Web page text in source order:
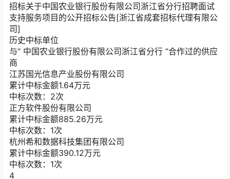
招标关于中国农业银行股份有限公司浙江省分行招聘面试
支持服务项目的公开招标公告[浙江省成套招标代理有限公
司]
历史中标单位
与“ 中国农业银行股份有限公司浙江省分行 ”合作过的供应
商
江苏国光信息产业股份有限公司
累计中标金额1.64万元
中标次数：2次
正方软件股份有限公司
累计中标金额885.26万元
中标次数：1次
杭州希和数据科技集团有限公司
累计中标金额390.12万元
中标次数：1次
4